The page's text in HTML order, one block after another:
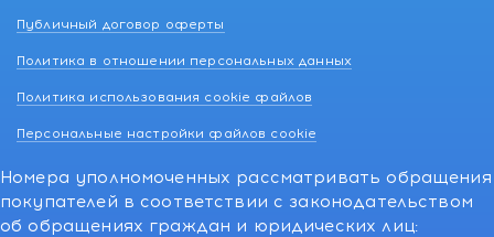
Публичный договор оферты
Политика в отношении персональных данных
Политика использования cookie файлов
Персональные настройки файлов cookie
Номера уполномоченных рассматривать обращения
покупателей в соответствии с законодательством
об обращениях граждан и юридических лиц: